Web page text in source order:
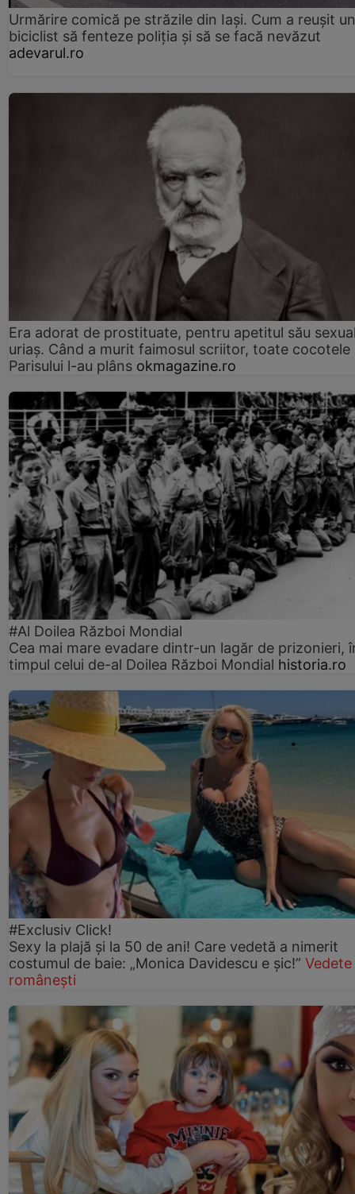
Urmărire comică pe străzile din Iași. Cum a reușit un
biciclist să fenteze poliția și să se facă nevăzut
adevarul.ro
Era adorat de prostituate, pentru apetitul său
uriaș. Când a murit faimosul scriitor, toate cocotele
Parisului l-au plâns okmagazine.ro
#Al Doilea Război Mondial
Cea mai mare evadare dintr-un lagăr de prizonieri,
timpul celui de-al Doilea Război Mondial historia.ro
#Exclusiv Click!
Sexy la plajă și la 50 de ani! Care vedetă a nimerit
costumul de baie: „Monica Davidescu e șic!” Vedete
românești